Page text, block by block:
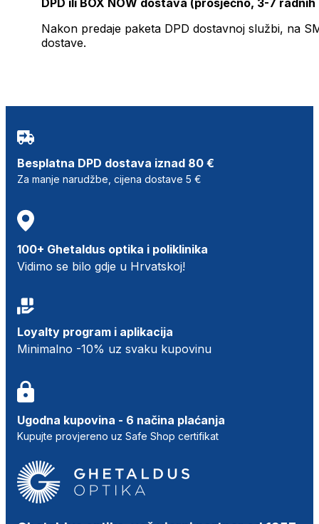
Nakon predaje paketa DPD dostavnoj službi, na
dostave.
Besplatna DPD dostava iznad 80 €
Za manje narudžbe, cijena dostave 5 €
100+ Ghetaldus optika i poliklinika
Vidimo se bilo gdje u Hrvatskoj!
Loyalty program i aplikacija
Minimalno -10% uz svaku kupovinu
Ugodna kupovina - 6 načina plaćanja
Kupujte provjereno uz Safe Shop certifikat